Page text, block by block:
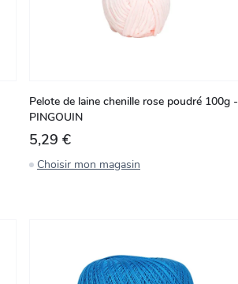
Pelote de laine chenille rose poudré 100g -
PINGOUIN
5,29 €
Choisir mon magasin